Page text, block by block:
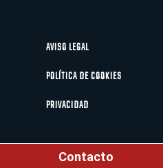
AVISO LEGAL
POLÍTICA DE COOKIES
PRIVACIDAD
Contacto